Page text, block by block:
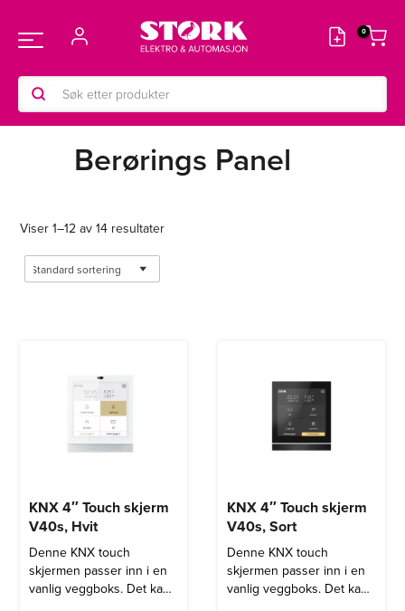
rett
innholdet
Main
Menu
Products
search
Berørings Panel
Viser 1–12 av 14 resultater
KNX 4″ Touch skjerm
V40s, Hvit
Denne KNX touch
skjermen passer inn i en
vanlig veggboks. Det kan
KNX 4″ Touch skjerm
V40s, Sort
Denne KNX touch
skjermen passer inn i en
vanlig veggboks. Det kan